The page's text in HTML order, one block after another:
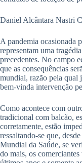
Daniel Alcântara Nastri
A pandemia ocasionada
representam uma
precedentes. No campo
que as consequências
mundial, razão pela qual
bem-vinda intervenção
Como acontece com
tradicional com balcão,
corretamente, estão
ressaltando-se que,
Mundial da Saúde, se
do mais, os